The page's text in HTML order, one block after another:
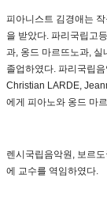
피아니스트 김경애는
을 받았다. 파리국립고
과, 옹드 마르뜨노과,
졸업하였다. 파리국립
Christian LARDE,
에게 피아노와 옹드 마
렌시국립음악원, 보르
에 교수를 역임하였다.